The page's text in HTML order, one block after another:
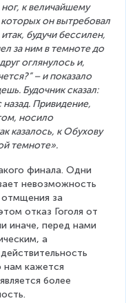
к величайшему
которых он вытребовал
будучи бессилен,
за ним в темноте до
оглянулось и,
– и показало
Будочник сказал:
назад. Привидение,
носило
казалось, к Обухову
темноте».
финала. Одни
невозможность
за
отказ Гоголя от
иначе, перед нами
а
нам кажется
более